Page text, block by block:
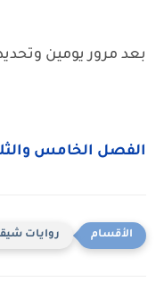
بعد مرور يومين
الفصل الخامس
روايات